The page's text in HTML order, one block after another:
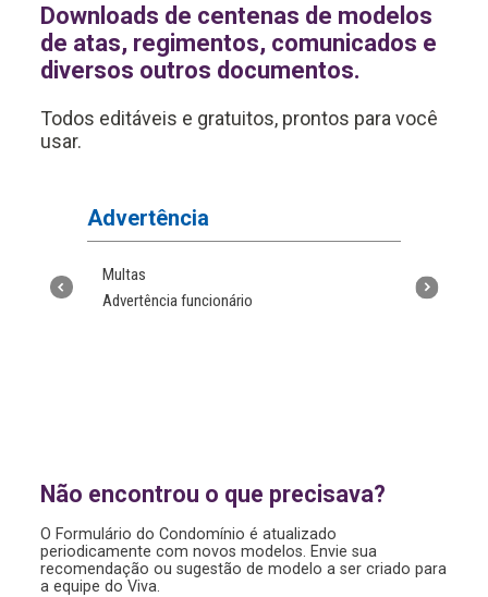
Downloads de centenas de modelos
de atas, regimentos, comunicados e
diversos outros documentos.
Todos editáveis e gratuitos, prontos para você
usar.
Advertência
Multas
Advertência funcionário
Não encontrou o que precisava?
O Formulário do Condomínio é atualizado
periodicamente com novos modelos. Envie sua
recomendação ou sugestão de modelo a ser criado para
a equipe do Viva.